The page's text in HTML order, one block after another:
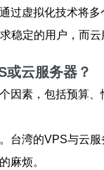
过虚拟化技术将
稳定的用户，而
或云服务器？
因素，包括预算
台湾的VPS与云
麻烦。